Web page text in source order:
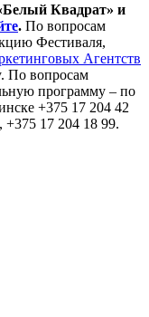
Квадрат» и
. По вопросам
Фестиваля,
Агентств
По вопросам
программу – по
+375 17 204 42
+375 17 204 18 99.